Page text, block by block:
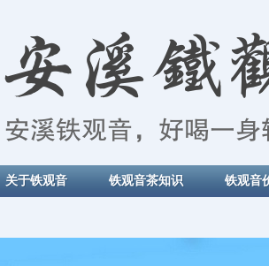
关于铁观音 铁观音茶知识 铁观音